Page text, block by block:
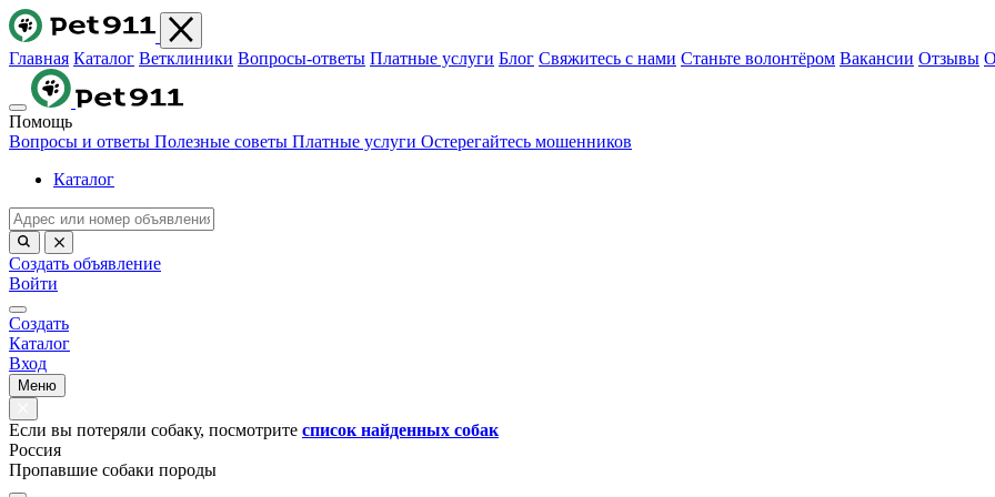
Главная Каталог Ветклиники Вопросы-ответы Платные услуги Блог Свяжитесь с нами Станьте волонтёром Вакансии Отзывы
Помощь
Вопросы и ответы Полезные советы Платные услуги Остерегайтесь мошенников
Каталог
Создать объявление
Войти
Создать
Каталог
Вход
Меню
Если вы потеряли собаку, посмотрите список найденных собак
Россия
Пропавшие собаки породы